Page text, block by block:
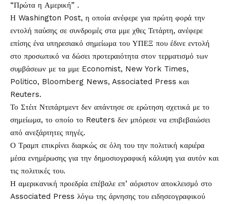
“Πρώτα η Αμερική” .
Η Washington Post, η οποία ανέφερε για πρώτη φορά την
εντολή παύσης σε συνδρομές στα μμε χθες Τετάρτη, ανέφερε
επίσης ένα υπηρεσιακό σημείωμα του ΥΠΕΞ που έδινε εντολή
στο προσωπικό να δώσει προτεραιότητα στον τερματισμό των
συμβάσεων με τα μμε Economist, New York Times,
Politico, Bloomberg News, Associated Press και
Reuters.
Το Στέιτ Ντιπάρτμεντ δεν απάντησε σε ερώτηση σχετικά με το
σημείωμα, το οποίο το Reuters δεν μπόρεσε να επιβεβαιώσει
από ανεξάρτητες πηγές.
Ο Τραμπ επικρίνει διαρκώς σε όλη του την πολιτική καριέρα
μέσα ενημέρωσης για την δημοσιογραφική κάλυψη για αυτόν και
τις πολιτικές του.
Η αμερικανική προεδρία επέβαλε επ’ αόριστον αποκλεισμό στο
Associated Press λόγω της άρνησης του ειδησεογραφικού